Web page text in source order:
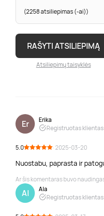
(2258 atsiliepimas (-ai))
RAŠYTI ATSILIEPIMĄ
Atsiliepimų taisyklės
Er
Erika
Registruotas klientas
5.0 · 2025-03-20
Nuostabu, paprasta ir
Ar šis komentaras buvo
Al
Ala
Registruotas klientas